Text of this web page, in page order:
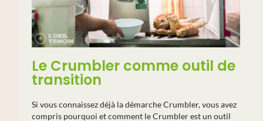
Le Crumbler comme outil de
transition
Si vous connaissez déjà la démarche Crumbler, vous avez
compris pourquoi et comment le Crumbler est un outil